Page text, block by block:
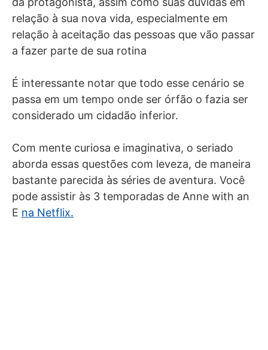
relação à sua nova vida, especialmente em
relação à aceitação das pessoas que vão passar
a fazer parte de sua rotina
É interessante notar que todo esse cenário se
passa em um tempo onde ser órfão o fazia ser
considerado um cidadão inferior.
Com mente curiosa e imaginativa, o seriado
aborda essas questões com leveza, de maneira
bastante parecida às séries de aventura. Você
pode assistir às 3 temporadas de Anne with an
E na Netflix.